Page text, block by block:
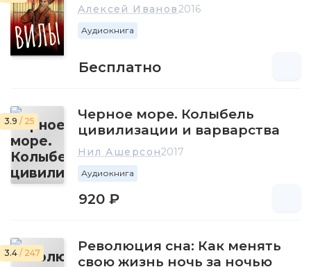
Алексей Иванов2016
Аудиокнига
Бесплатно
3.9 / 25
Черное море. Колыбель
цивилизации и варварства
Нил Ашерсон2017
Аудиокнига
920 ₽
3.4 / 247
Революция сна: Как менять
свою жизнь ночь за ночью